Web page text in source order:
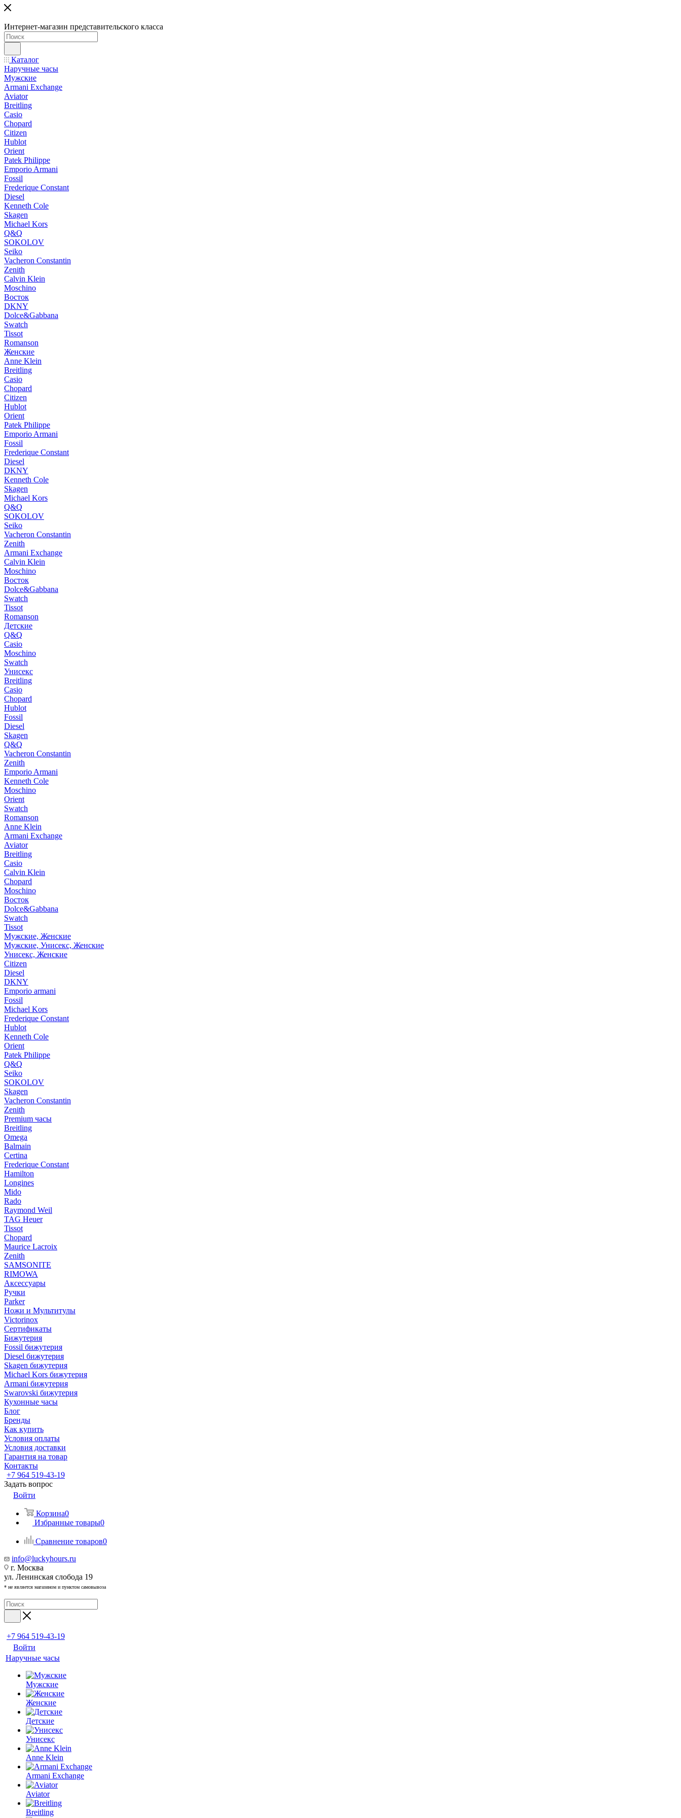
Интернет-магазин представительского класса
Каталог
Наручные часы
Мужские
Armani Exchange
Aviator
Breitling
Casio
Chopard
Citizen
Hublot
Orient
Patek Philippe
Emporio Armani
Fossil
Frederique Constant
Diesel
Kenneth Cole
Skagen
Michael Kors
Q&Q
SOKOLOV
Seiko
Vacheron Constantin
Zenith
Calvin Klein
Moschino
Восток
DKNY
Dolce&Gabbana
Swatch
Tissot
Romanson
Женские
Anne Klein
Breitling
Casio
Chopard
Citizen
Hublot
Orient
Patek Philippe
Emporio Armani
Fossil
Frederique Constant
Diesel
DKNY
Kenneth Cole
Skagen
Michael Kors
Q&Q
SOKOLOV
Seiko
Vacheron Constantin
Zenith
Armani Exchange
Calvin Klein
Moschino
Восток
Dolce&Gabbana
Swatch
Tissot
Romanson
Детские
Q&Q
Casio
Moschino
Swatch
Унисекс
Breitling
Casio
Chopard
Hublot
Fossil
Diesel
Skagen
Q&Q
Vacheron Constantin
Zenith
Emporio Armani
Kenneth Cole
Moschino
Orient
Swatch
Romanson
Anne Klein
Armani Exchange
Aviator
Breitling
Casio
Calvin Klein
Chopard
Moschino
Восток
Dolce&Gabbana
Swatch
Tissot
Мужские, Женские
Мужские, Унисекс, Женские
Унисекс, Женские
Citizen
Diesel
DKNY
Emporio armani
Fossil
Michael Kors
Frederique Constant
Hublot
Kenneth Cole
Orient
Patek Philippe
Q&Q
Seiko
SOKOLOV
Skagen
Vacheron Constantin
Zenith
Premium часы
Breitling
Omega
Balmain
Certina
Frederique Constant
Hamilton
Longines
Mido
Rado
Raymond Weil
TAG Heuer
Tissot
Chopard
Maurice Lacroix
Zenith
SAMSONITE
RIMOWA
Аксессуары
Ручки
Parker
Ножи и Мультитулы
Victorinox
Сертификаты
Бижутерия
Fossil бижутерия
Diesel бижутерия
Skagen бижутерия
Michael Kors бижутерия
Armani бижутерия
Swarovski бижутерия
Кухонные часы
Блог
Бренды
Как купить
Условия оплаты
Условия доставки
Гарантия на товар
Контакты
+7 964 519-43-19
Задать вопрос
Войти
Корзина0
Избранные товары0
Сравнение товаров0
info@luckyhours.ru
г. Москва
ул. Ленинская слобода 19
* не является магазином и пунктом самовывоза
+7 964 519-43-19
Войти
Наручные часы
Мужские
Женские
Детские
Унисекс
Anne Klein
Armani Exchange
Aviator
Breitling